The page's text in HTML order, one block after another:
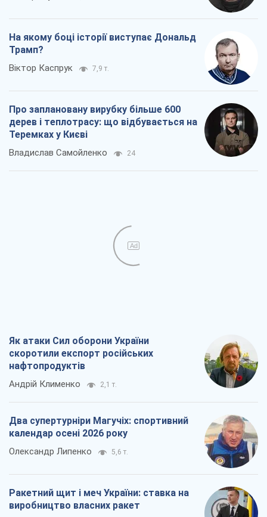
На якому боці історії виступає Дональд
Трамп?
Віктор Каспрук 7,9 т.
Про заплановану вирубку більше 600
дерев і теплотрасу: що відбувається на
Теремках у Києві
Владислав Самойленко 24
Ad
Як атаки Сил оборони України
скоротили експорт російських
нафтопродуктів
Андрій Клименко 2,1 т.
Два супертурніри Магучіх: спортивний
календар осені 2026 року
Олександр Липенко 5,6 т.
Ракетний щит і меч України: ставка на
виробництво власних ракет